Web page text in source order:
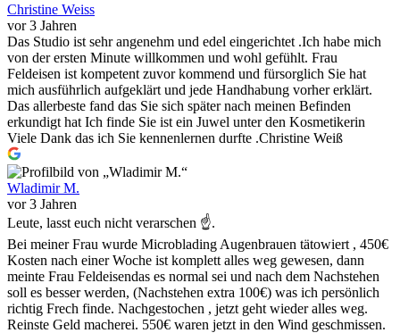
Christine Weiss
vor 3 Jahren
Das Studio ist sehr angenehm und edel eingerichtet .Ich habe mich
von der ersten Minute willkommen und wohl gefühlt. Frau
Feldeisen ist kompetent zuvor kommend und fürsorglich Sie hat
mich ausführlich aufgeklärt und jede Handhabung vorher erklärt.
Das allerbeste fand das Sie sich später nach meinen Befinden
erkundigt hat Ich finde Sie ist ein Juwel unter den Kosmetikerin
Viele Dank das ich Sie kennenlernen durfte .Christine Weiß
Wladimir M.
vor 3 Jahren
Leute, lasst euch nicht verarschen ☝️.
Bei meiner Frau wurde Microblading Augenbrauen tätowiert , 450€
Kosten nach einer Woche ist komplett alles weg gewesen, dann
meinte Frau Feldeisendas es normal sei und nach dem Nachstehen
soll es besser werden, (Nachstehen extra 100€) was ich persönlich
richtig Frech finde. Nachgestochen , jetzt geht wieder alles weg.
Reinste Geld macherei. 550€ waren jetzt in den Wind geschmissen.